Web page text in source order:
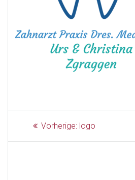
Beitragsnavigation
Vorherige: Vorheriger
logo